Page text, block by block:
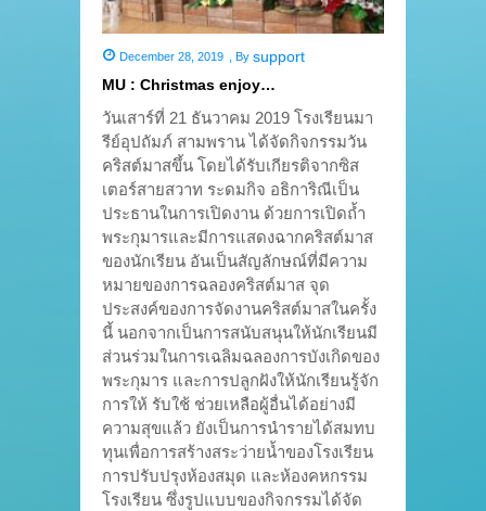
December 28, 2019 By support
MU : Christmas enjoy…
วันเสาร์ที่ 21 ธันวาคม 2019 โรงเรียนมา
รีย์อุปถัมภ์ สามพราน ได้จัดกิจกรรมวัน
คริสต์มาสขึ้น โดยได้รับเกียรติจากซิส
เตอร์สายสวาท ระดมกิจ อธิการิณีเป็น
ประธานในการเปิดงาน ด้วยการเปิดถ้ำ
พระกุมารและมีการแสดงฉากคริสต์มาส
ของนักเรียน อันเป็นสัญลักษณ์ที่มีความ
หมายของการฉลองคริสต์มาส จุด
ประสงค์ของการจัดงานคริสต์มาสในครั้ง
นี้ นอกจากเป็นการสนับสนุนให้นักเรียนมี
ส่วนร่วมในการเฉลิมฉลองการบังเกิดของ
พระกุมาร และการปลูกฝังให้นักเรียนรู้จัก
การให้ รับใช้ ช่วยเหลือผู้อื่นได้อย่างมี
ความสุขแล้ว ยังเป็นการนำรายได้สมทบ
ทุนเพื่อการสร้างสระว่ายน้ำของโรงเรียน
การปรับปรุงห้องสมุด และห้องคหกรรม
โรงเรียน ซึ่งรูปแบบของกิจกรรมได้จัด